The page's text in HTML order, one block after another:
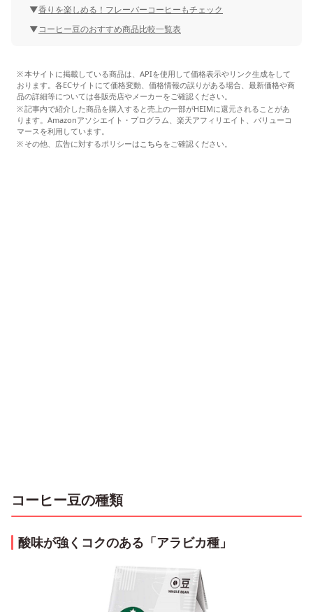
香りを楽しめる！フレーバーコーヒーもチェック
コーヒー豆のおすすめ商品比較一覧表
本サイトに掲載している商品は、APIを使用して価格表示やリンク生成をして
おります。各ECサイトにて価格変動、価格情報の誤りがある場合、最新価格や商
品の詳細等については各販売店やメーカーをご確認ください。
記事内で紹介した商品を購入すると売上の一部がHEIMに還元されることがあ
ります。Amazonアソシエイト・プログラム、楽天アフィリエイト、バリューコ
マースを利用しています。
その他、広告に対するポリシーはこちらをご確認ください。
コーヒー豆の種類
酸味が強くコクのある「アラビカ種」